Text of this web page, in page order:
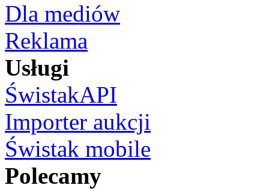
Dla mediów
Reklama
Usługi
ŚwistakAPI
Importer aukcji
Świstak mobile
Polecamy